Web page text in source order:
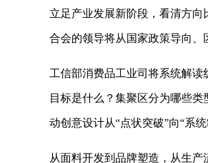
立足产业发展新阶段，看清方
合会的领导将从国家政策导向、
工信部消费品工业司将系统解
目标是什么？集聚区分为哪些
动创意设计从“点状突破”向“系
从面料开发到品牌塑造，从生